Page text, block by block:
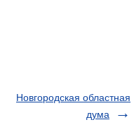
Новгородская областная
дума